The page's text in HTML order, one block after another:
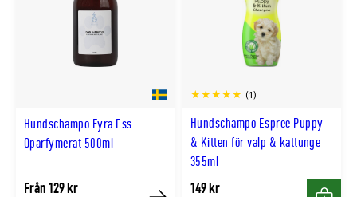
Hundschampo Fyra Ess
Oparfymerat 500ml
Från 129 kr
Hundschampo Espree Puppy
& Kitten för valp & kattunge
355ml
(1)
149 kr